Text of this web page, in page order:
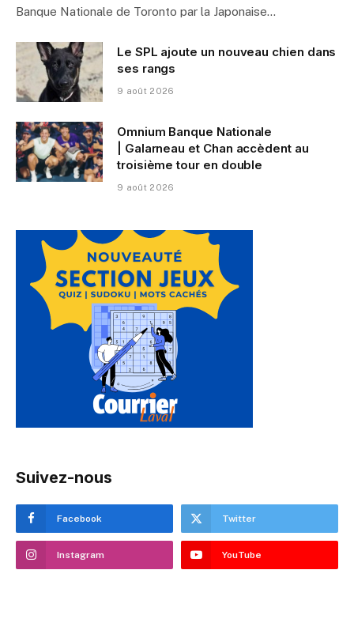
Banque Nationale de Toronto par la Japonaise…
Le SPL ajoute un nouveau chien dans
ses rangs
9 août 2026
Omnium Banque Nationale
| Galarneau et Chan accèdent au
troisième tour en double
9 août 2026
Suivez-nous
Facebook Twitter
Instagram YouTube